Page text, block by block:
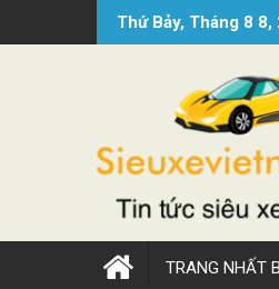
to
Thứ Bảy, Tháng 8 8,
AMG GT 2022 nâng cấp đẹp
TRANG NHẤT